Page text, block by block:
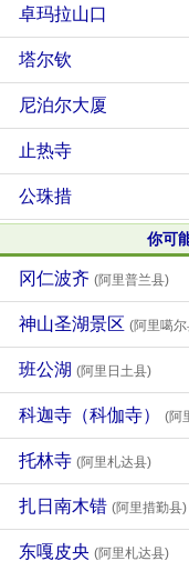
卓玛拉山口
塔尔钦
尼泊尔大厦
止热寺
公珠措
你可
冈仁波齐 (阿里普兰县)
神山圣湖景区 (阿里噶
班公湖 (阿里日土县)
科迦寺（科伽寺） (阿
托林寺 (阿里札达县)
扎日南木错 (阿里措勤县)
东嘎皮央 (阿里札达县)